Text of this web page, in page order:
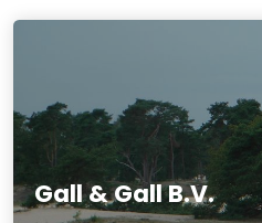
Gall & Gall B.V.